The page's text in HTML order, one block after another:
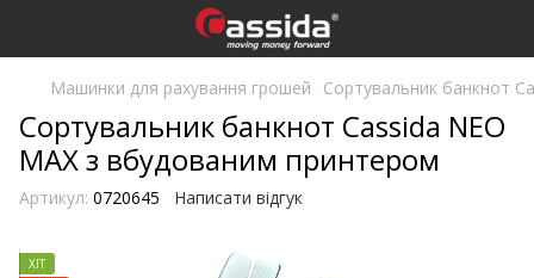
Машинки для рахування грошей Сортувальник банкнот
Сортувальник банкнот Cassida NEO
MAX з вбудованим принтером
Артикул: 0720645 Написати відгук
ХІТ